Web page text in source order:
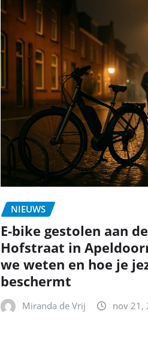
NIEUWS
E-bike gestolen aan de
Hofstraat in
we weten en hoe je
beschermt
Miranda de Vrij nov 21,